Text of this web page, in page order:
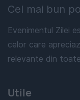
Cel mai bun
Evenimentul Zilei
celor care
relevante din
Utile